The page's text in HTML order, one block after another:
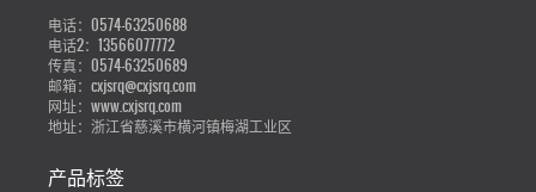
电话： 0574-63250688
电话2： 13566077772
传真： 0574-63250689
邮箱： cxjsrq@cxjsrq.com
网址： www.cxjsrq.com
地址： 浙江省慈溪市横河镇梅湖工业区
产品标签